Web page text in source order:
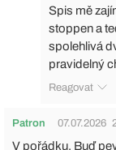
Spis mě
stoppen a
spolehlivá
pravidelný
Reagovat
Patron 07.07.2026
V pořádku. Buď